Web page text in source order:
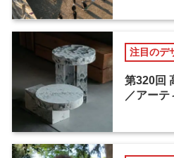
注目のデ
第320回
／アーテ